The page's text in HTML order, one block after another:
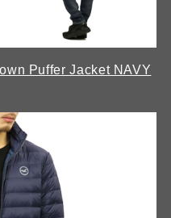
Puffer Jacket NAVY